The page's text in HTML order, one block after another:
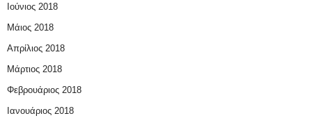
Ιούνιος 2018
Μάιος 2018
Απρίλιος 2018
Μάρτιος 2018
Φεβρουάριος 2018
Ιανουάριος 2018